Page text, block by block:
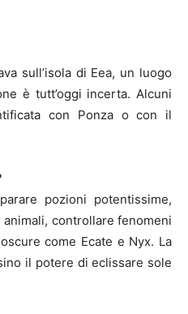
sull’isola di Eea, un luogo
è tutt’oggi incerta. Alcuni
con Ponza o con il
pozioni potentissime,
controllare fenomeni
come Ecate e Nyx. La
il potere di eclissare sole